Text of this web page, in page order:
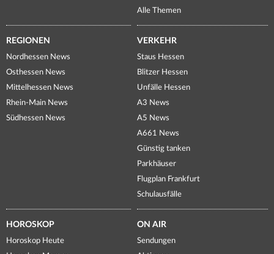
Alle Themen
REGIONEN
Nordhessen News
Osthessen News
Mittelhessen News
Rhein-Main News
Südhessen News
VERKEHR
Staus Hessen
Blitzer Hessen
Unfälle Hessen
A3 News
A5 News
A661 News
Günstig tanken
Parkhäuser
Flugplan Frankfurt
Schulausfälle
HOROSKOP
Horoskop Heute
ON AIR
Sendungen